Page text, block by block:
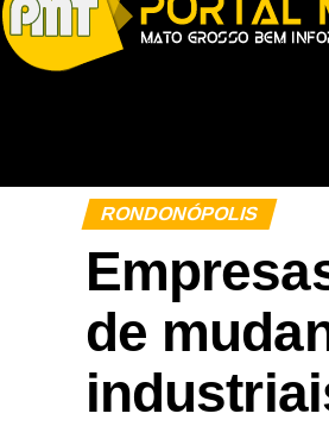
RONDONÓPOLIS
de